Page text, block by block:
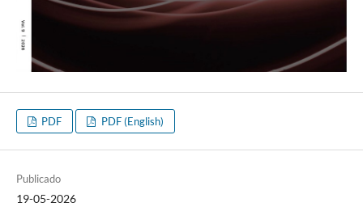
PDF PDF (English)
Publicado
19-05-2026